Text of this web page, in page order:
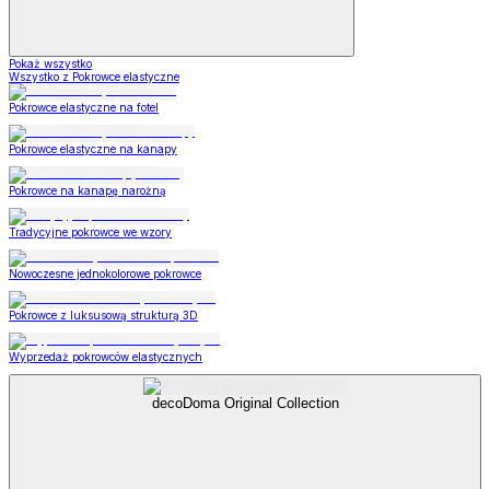
Pokaż wszystko
Wszystko z Pokrowce elastyczne
Pokrowce elastyczne na fotel
Pokrowce elastyczne na kanapy
Pokrowce na kanapę narożną
Tradycyjne pokrowce we wzory
Nowoczesne jednokolorowe pokrowce
Pokrowce z luksusową strukturą 3D
Wyprzedaż pokrowców elastycznych
decoDoma Original Collection